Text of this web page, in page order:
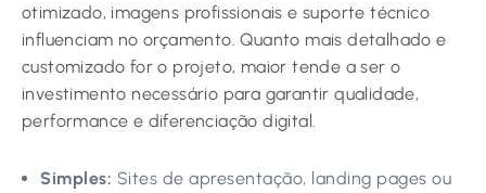
otimizado, imagens profissionais e suporte técnico
influenciam no orçamento. Quanto mais detalhado e
customizado for o projeto, maior tende a ser o
investimento necessário para garantir qualidade,
performance e diferenciação digital.
Simples: Sites de apresentação, landing pages ou